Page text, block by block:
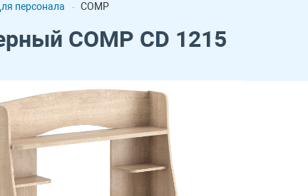
персонала - COMP
COMP CD 1215